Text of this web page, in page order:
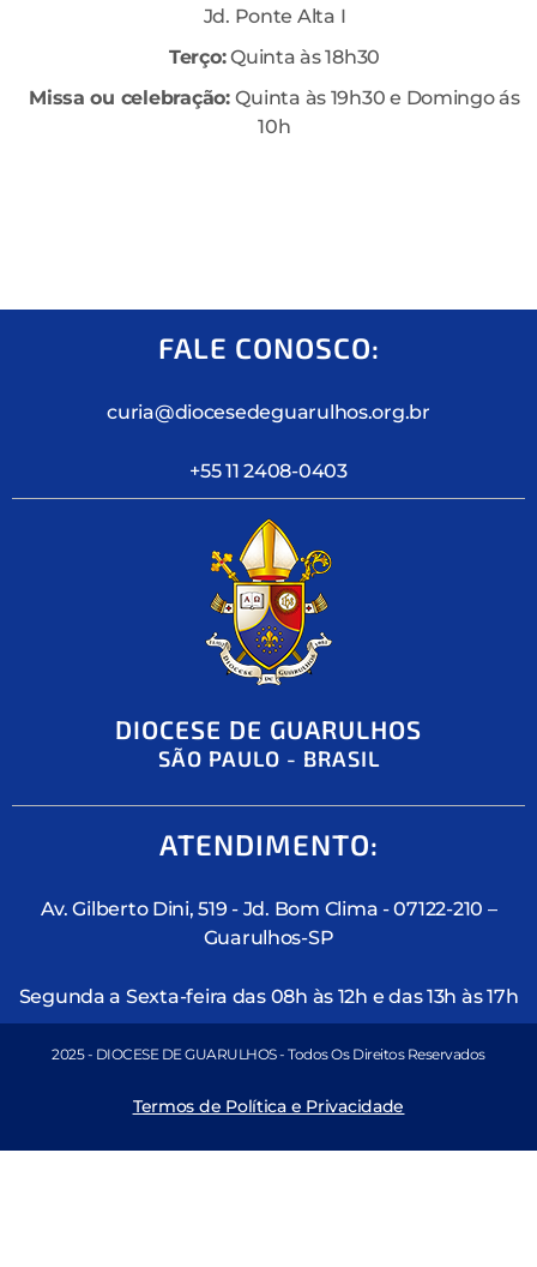
Jd. Ponte Alta I
Terço:Quinta às 18h30
Missa ou celebração:Quinta às 19h30 e Domingo ás
10h
FALE CONOSCO:
curia@diocesedeguarulhos.org.br
+55 11 2408-0403
DIOCESE DE GUARULHOS
SÃO PAULO - BRASIL
ATENDIMENTO:
Av. Gilberto Dini, 519 - Jd. Bom Clima - 07122-210 –
Guarulhos-SP
Segunda a Sexta-feira das 08h às 12h e das 13h às 17h
2025 - DIOCESE DE GUARULHOS - Todos Os Direitos Reservados
Termos de Política e Privacidade